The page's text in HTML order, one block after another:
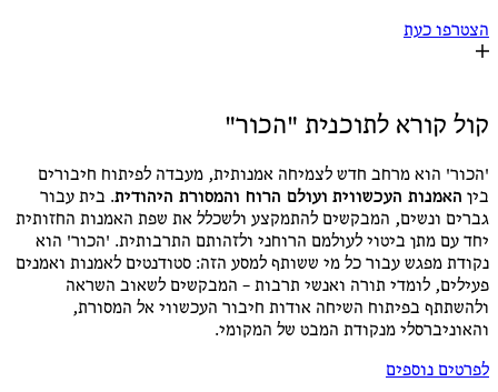
הצטרפו כעת
קול קורא לתוכנית "הכור"
'הכור' הוא מרחב חדש לצמיחה אמנותית, מעבדה לפיתוח חיבורים
בין האמנות העכשווית ועולם הרוח והמסורת היהודית. בית עבור
גברים ונשים, המבקשים להתמקצע ולשכלל את שפת האמנות החזותית
יחד עם מתן ביטוי לעולמם הרוחני ולזהותם התרבותית. 'הכור' הוא
נקודת מפגש עבור כל מי ששותף למסע הזה: סטודנטים לאמנות ואמנים
פעילים, לומדי תורה ואנשי תרבות – המבקשים לשאוב השראה
ולהשתתף בפיתוח השיחה אודות חיבור העכשווי אל המסורת,
והאוניברסלי מנקודת המבט של המקומי.
לפרטים נוספים